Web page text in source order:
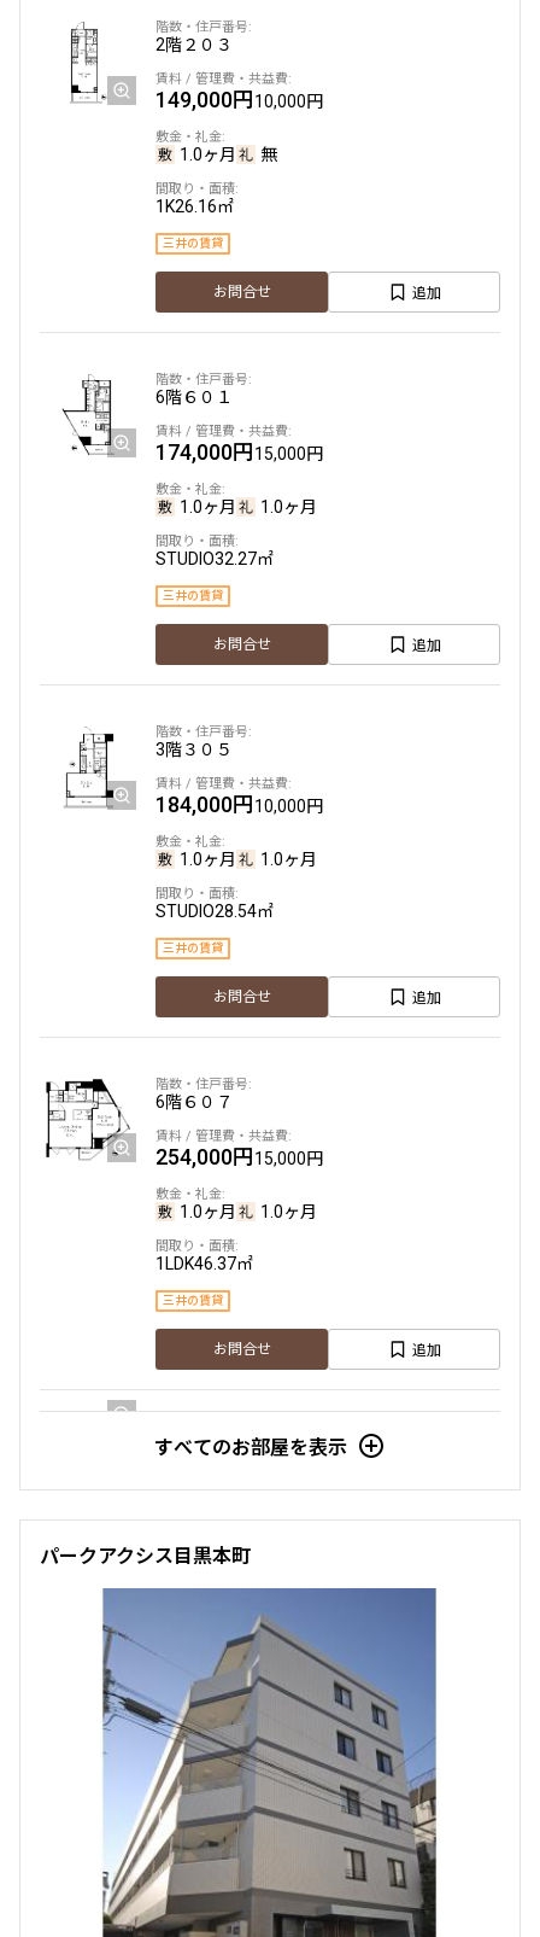
2階２０３
149,000円10,000円
1.0ヶ月 無
1K26.16㎡
三井の賃貸
お問合せ 追加
6階６０１
174,000円15,000円
1.0ヶ月 1.0ヶ月
STUDIO32.27㎡
三井の賃貸
お問合せ 追加
3階３０５
184,000円10,000円
1.0ヶ月 1.0ヶ月
STUDIO28.54㎡
三井の賃貸
お問合せ 追加
6階６０７
254,000円15,000円
1.0ヶ月 1.0ヶ月
1LDK46.37㎡
三井の賃貸
お問合せ 追加
9階９０２
1.0ヶ月
2LDK+FREE SPACE
三井の賃貸
お問合せ
すべてのお部屋を表示
パークアクシス目黒本町